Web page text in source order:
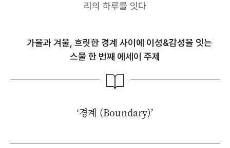
리의 하루를 잇다
가을과 겨울, 흐릿한 경계 사이에 이성&감성을 잇는
스물 한 번째 에세이 주제
‘경계 (Boundary)’